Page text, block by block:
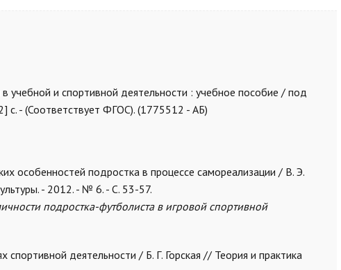
учебной и спортивной деятельности : учебное пособие / под
с. - (Соответствует ФГОС). (1775512 - АБ)
особенностей подростка в процессе самореализации / В. Э.
- 2012. - № 6. - С. 53-57.
подростка-футболиста в игровой спортивной
спортивной деятельности / Б. Г. Горская // Теория и практика